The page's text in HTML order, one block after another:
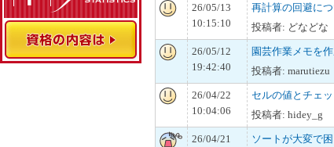
26/05/13
10:15:10
再計算の回避に
投稿者: どなどな
26/05/12
19:42:40
園芸作業メモを
投稿者: marutiezu
26/04/22
10:04:06
セルの値とチェ
投稿者: hidey_g
26/04/21
ソートが大変で